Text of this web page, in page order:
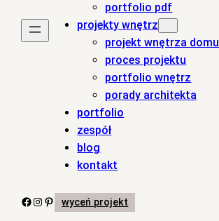
portfolio pdf
projekty wnętrz
projekt wnętrza domu
proces projektu
portfolio wnętrz
porady architekta
portfolio
zespół
blog
kontakt
Facebook
Instagram
Pinterest
wyceń projekt